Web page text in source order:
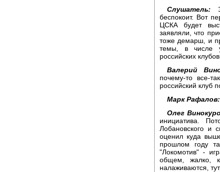
Слушатель:
беспокоит. Вот
ЦСКА будет
заявляли, что
тоже демарш, и
темы, в числе
российских
Валерий
почему-то все-
российский клуб
Марк Рафалов:
Олег
инициатива.
Лобановского и
оценил куда
прошлом году
"Локомотив" -
общем, жалко,
налаживаются,